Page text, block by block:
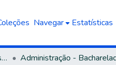
Navegar Estatísticas
Área do Conhecimento das Ciências Sociais Aplicadas Administração -